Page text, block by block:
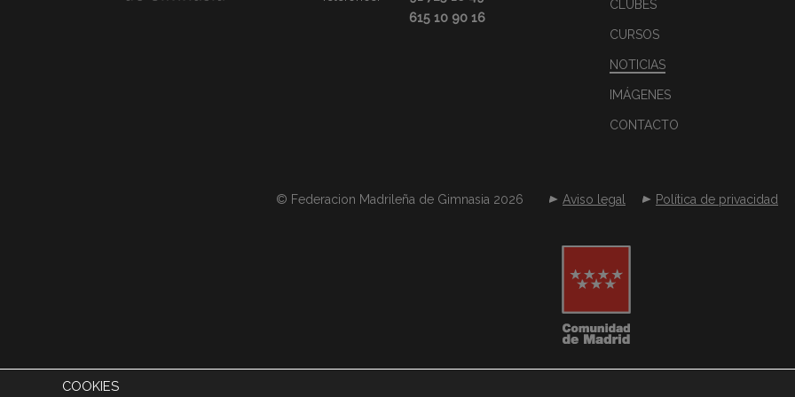
615 10 90 16
CLUBES
CURSOS
NOTICIAS
IMÁGENES
CONTACTO
© Federacion Madrileña de Gimnasia 2026 Aviso legal Política de privacidad
COOKIES